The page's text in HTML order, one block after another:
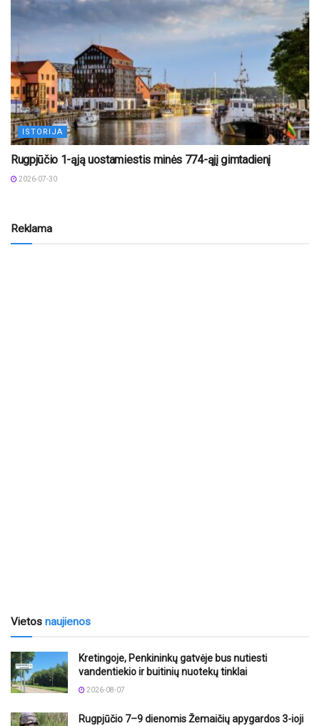
ISTORIJA
Rugpjūčio 1-ąją uostamiestis minės 774-ąjį gimtadienį
2026-07-30
Reklama
Vietos naujienos
Kretingoje, Penkininkų gatvėje bus nutiesti
vandentiekio ir buitinių nuotekų tinklai
2026-08-07
Rugpjūčio 7–9 dienomis Žemaičių apygardos 3-ioji